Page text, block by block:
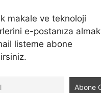
makale ve teknoloji
e-postanıza almak
listeme abone